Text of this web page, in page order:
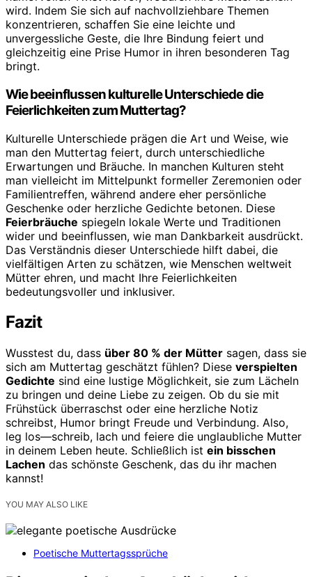
wird. Indem Sie sich auf nachvollziehbare Themen
konzentrieren, schaffen Sie eine leichte und
unvergessliche Geste, die Ihre Bindung feiert und
gleichzeitig eine Prise Humor in ihren besonderen Tag
bringt.
Wie beeinflussen kulturelle Unterschiede die
Feierlichkeiten zum Muttertag?
Kulturelle Unterschiede prägen die Art und Weise, wie
man den Muttertag feiert, durch unterschiedliche
Erwartungen und Bräuche. In manchen Kulturen steht
man vielleicht im Mittelpunkt formeller Zeremonien oder
Familientreffen, während andere eher persönliche
Geschenke oder herzliche Gedichte betonen. Diese
Feierbräuche spiegeln lokale Werte und Traditionen
wider und beeinflussen, wie man Dankbarkeit ausdrückt.
Das Verständnis dieser Unterschiede hilft dabei, die
vielfältigen Arten zu schätzen, wie Menschen weltweit
Mütter ehren, und macht Ihre Feierlichkeiten
bedeutungsvoller und inklusiver.
Fazit
Wusstest du, dass über 80 % der Mütter sagen, dass sie
sich am Muttertag geschätzt fühlen? Diese verspielten
Gedichte sind eine lustige Möglichkeit, sie zum Lächeln
zu bringen und deine Liebe zu zeigen. Ob du sie mit
Frühstück überraschst oder eine herzliche Notiz
schreibst, Humor bringt Freude und Verbindung. Also,
leg los—schreib, lach und feiere die unglaubliche Mutter
in deinem Leben heute. Schließlich ist ein bisschen
Lachen das schönste Geschenk, das du ihr machen
kannst!
YOU MAY ALSO LIKE
Poetische Muttertagssprüche